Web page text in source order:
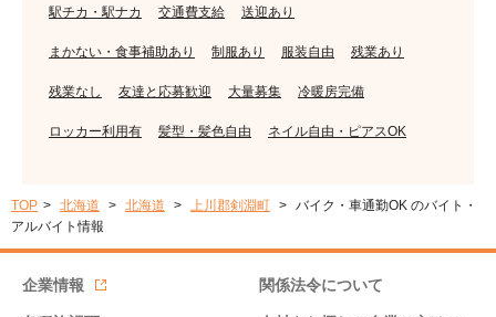
駅チカ・駅ナカ 交通費支給 送迎あり
まかない・食事補助あり 制服あり 服装自由 残業あり
残業なし 友達と応募歓迎 大量募集 冷暖房完備
ロッカー利用有 髪型・髪色自由 ネイル自由・ピアスOK
TOP 北海道 北海道 上川郡剣淵町
バイク・車通勤OK のバイト・
アルバイト情報
企業情報 関係法令について